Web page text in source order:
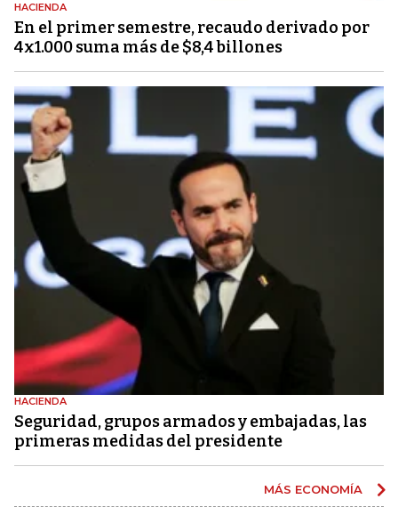
HACIENDA
En el primer semestre, recaudo derivado por
4x1.000 suma más de $8,4 billones
HACIENDA
Seguridad, grupos armados y embajadas, las
primeras medidas del presidente
MÁS ECONOMÍA